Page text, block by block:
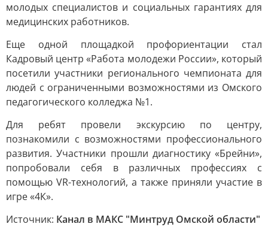
молодых специалистов и социальных гарантиях для
медицинских работников.
Еще одной площадкой профориентации стал
Кадровый центр «Работа молодежи России», который
посетили участники регионального чемпионата для
людей с ограниченными возможностями из Омского
педагогического колледжа №1.
Для ребят провели экскурсию по центру,
познакомили с возможностями профессионального
развития. Участники прошли диагностику «Брейни»,
попробовали себя в различных профессиях с
помощью VR-технологий, а также приняли участие в
игре «4К».
Источник: Канал в МАКС "Минтруд Омской области"